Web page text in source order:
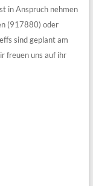
in Anspruch nehmen
(917880) oder
sind geplant am
freuen uns auf ihr